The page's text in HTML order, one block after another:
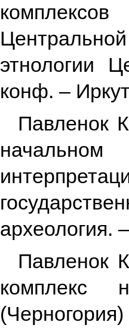
этнологии
конф. –
Павленок
археология.
Павленок
комплекс